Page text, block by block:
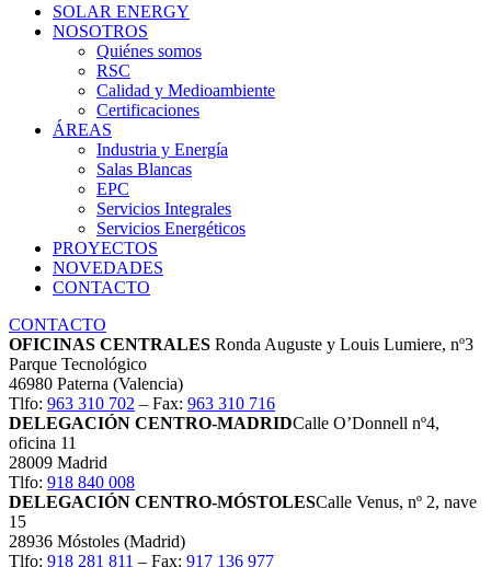
SOLAR ENERGY
NOSOTROS
Quiénes somos
RSC
Calidad y Medioambiente
Certificaciones
ÁREAS
Industria y Energía
Salas Blancas
EPC
Servicios Integrales
Servicios Energéticos
PROYECTOS
NOVEDADES
CONTACTO
CONTACTO
OFICINAS CENTRALES Ronda Auguste y Louis Lumiere, nº3
Parque Tecnológico
46980 Paterna (Valencia)
Tlfo: 963 310 702 – Fax: 963 310 716
DELEGACIÓN CENTRO-MADRIDCalle O’Donnell nº4,
oficina 11
28009 Madrid
Tlfo: 918 840 008
DELEGACIÓN CENTRO-MÓSTOLESCalle Venus, nº 2, nave
15
28936 Móstoles (Madrid)
Tlfo: 918 281 811 – Fax: 917 136 977